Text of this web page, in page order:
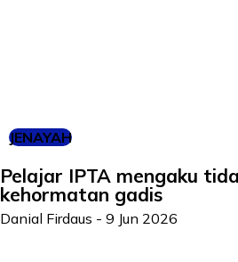
JENAYAH
Pelajar IPTA mengaku
kehormatan gadis
Danial Firdaus - 9 Jun 2026